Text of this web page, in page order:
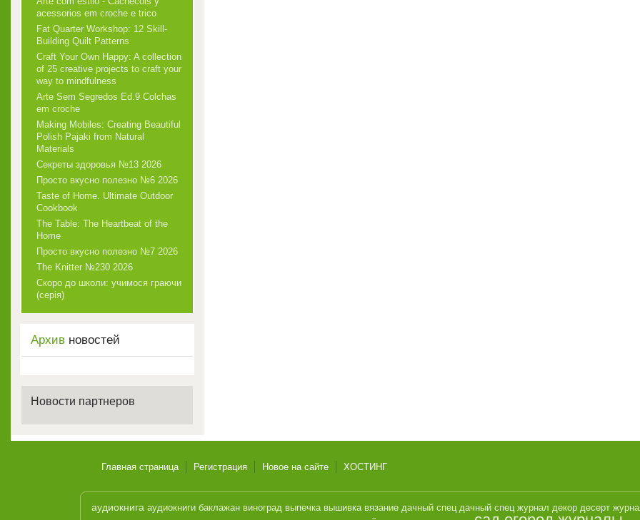
acessorios em croche e trico
Fat Quarter Workshop: 12 Skill-
Building Quilt Patterns
Craft Your Own Happy: A collection
of 25 creative projects to craft your
way to mindfulness
Arte Sem Segredos Ed.9 Colchas
em croche
Making Mobiles: Creating Beautiful
Polish Pajaki from Natural
Materials
Секреты здоровья №13 2026
Просто вкусно полезно №6 2026
Taste of Home. Ultimate Outdoor
Cookbook
The Table: The Heartbeat of the
Home
Просто вкусно полезно №7 2026
The Knitter №230 2026
Скоро до школи: учимося граючи
(серія)
Архив новостей
Новости партнеров
Главная страница Регистрация Новое на сайте ХОСТИНГ
аудиокнига аудиокниги баклажан виноград выпечка вышивка вязание дачный спец дачный спец журнал декор десерт